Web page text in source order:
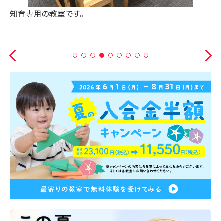
知育専用の教室です。